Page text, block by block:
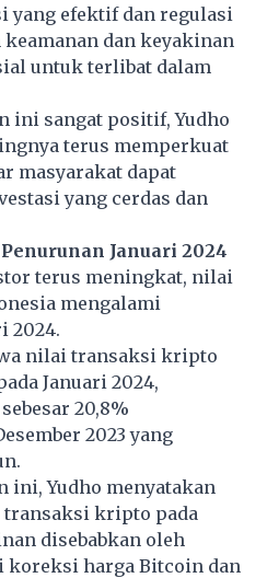
yang efektif dan regulasi
dan keyakinan
untuk terlibat dalam
ini sangat positif, Yudho
terus memperkuat
masyarakat dapat
yang cerdas dan
Januari 2024
terus meningkat, nilai
mengalami
2024.
nilai transaksi kripto
Januari 2024,
20,8%
2023 yang
ini, Yudho menyatakan
kripto pada
disebabkan oleh
koreksi harga Bitcoin dan